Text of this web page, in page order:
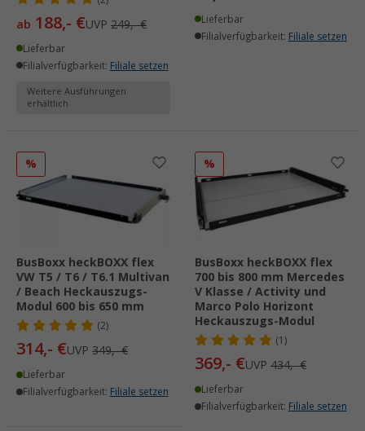
ab 188,- €UVP 249,- €
Lieferbar
Filialverfügbarkeit: Filiale setzen
Weitere Ausführungen
erhältlich
Lieferbar
Filialverfügbarkeit: Filiale setzen
%
BusBoxx heckBOXX flex
VW T5 / T6 / T6.1 Multivan
/ Beach Heckauszugs-
Modul 600 bis 650 mm
(2)
314,- €UVP 349,- €
Lieferbar
Filialverfügbarkeit: Filiale setzen
%
BusBoxx heckBOXX flex
700 bis 800 mm Mercedes
V Klasse / Activity und
Marco Polo Horizont
Heckauszugs-Modul
(1)
369,- €UVP 434,- €
Lieferbar
Filialverfügbarkeit: Filiale setzen